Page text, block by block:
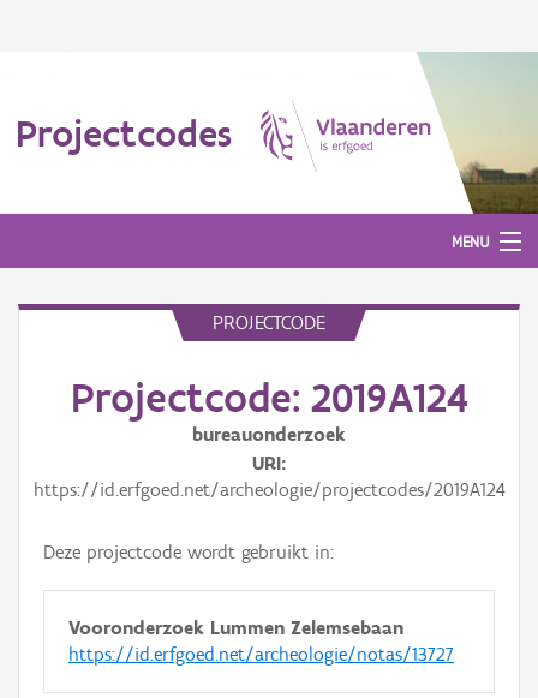
Projectcodes
MENU
PROJECTCODE
Projectcode: 2019A124
bureauonderzoek
URI
https://id.erfgoed.net/archeologie/projectcodes/2019A124
Deze projectcode wordt gebruikt in:
Vooronderzoek Lummen Zelemsebaan
https://id.erfgoed.net/archeologie/notas/13727